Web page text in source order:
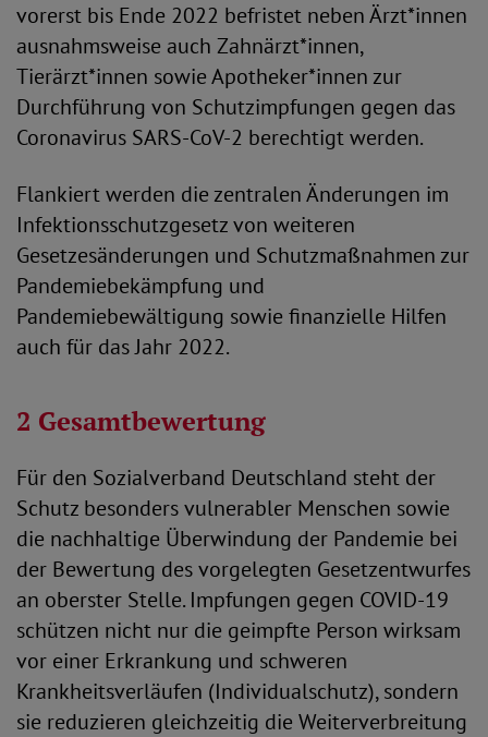
vorerst bis Ende 2022 befristet neben Ärzt*innen
ausnahmsweise auch Zahnärzt*innen,
Tierärzt*innen sowie Apotheker*innen zur
Durchführung von Schutzimpfungen gegen das
Coronavirus SARS-CoV-2 berechtigt werden.
Flankiert werden die zentralen Änderungen im
Infektionsschutzgesetz von weiteren
Gesetzesänderungen und Schutzmaßnahmen zur
Pandemiebekämpfung und
Pandemiebewältigung sowie finanzielle Hilfen
auch für das Jahr 2022.
2 Gesamtbewertung
Für den Sozialverband Deutschland steht der
Schutz besonders vulnerabler Menschen sowie
die nachhaltige Überwindung der Pandemie bei
der Bewertung des vorgelegten Gesetzentwurfes
an oberster Stelle. Impfungen gegen COVID-19
schützen nicht nur die geimpfte Person wirksam
vor einer Erkrankung und schweren
Krankheitsverläufen (Individualschutz), sondern
sie reduzieren gleichzeitig die Weiterverbreitung